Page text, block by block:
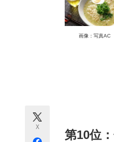
ITエンジ
ちょっと気
画像：写真AC
X
第10位